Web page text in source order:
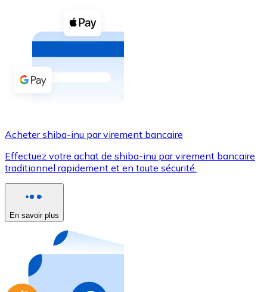
Coupons crypto
Achetez des cryptomonnaies en espèces et d'autres
Acheter avec espèces
Virement SEPA
Utilisez les cartes Visa et Mastercard pour acheter
Acheter avec carte
Nouveau
Achetez des cartes-cadeaux de vos marques
Aller à la boutique de cartes-cadeaux
Acheter shiba-inu par virement bancaire
Effectuez votre achat de shiba-inu par virement bancaire
traditionnel rapidement et en toute sécurité.
En savoir plus